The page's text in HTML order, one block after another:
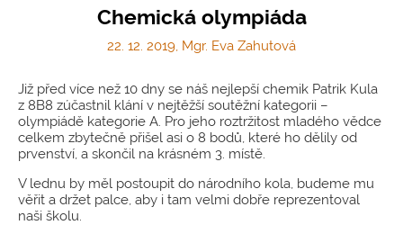
Chemická olympiáda
22. 12. 2019, Mgr. Eva Zahutová
Již před více než 10 dny se náš nejlepší chemik Patrik Kula
z 8B8 zúčastnil klání v nejtěžší soutěžní kategorii –
olympiádě kategorie A. Pro jeho roztržitost mladého vědce
celkem zbytečně přišel asi o 8 bodů, které ho dělily od
prvenství, a skončil na krásném 3. místě.
V lednu by měl postoupit do národního kola, budeme mu
věřit a držet palce, aby i tam velmi dobře reprezentoval
naši školu.